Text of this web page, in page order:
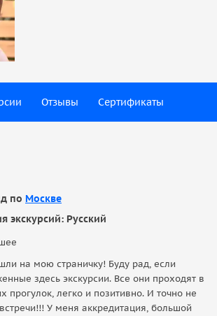
Отзывы Сертификаты
по Москве
экскурсий: Русский
на мою страничку! Буду рад, если
здесь экскурсии. Все они проходят в
прогулок, легко и позитивно. И точно не
У меня аккредитация, большой